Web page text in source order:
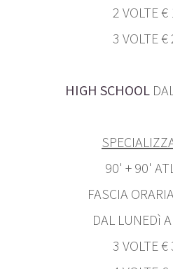
2 VOLTE €
3 VOLTE €
HIGH SCHOOL
90' + 90'
FASCIA
DAL LUNEDì
3 VOLTE €